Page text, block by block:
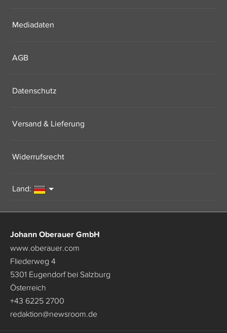
Mediadaten
AGB
Datenschutz
Versand & Lieferung
Widerrufsrecht
Land:
Johann Oberauer GmbH
www.oberauer.com
Fliederweg 4
5301 Eugendorf bei Salzburg
Österreich
+43 6225 2700
redaktion@newsroom.de